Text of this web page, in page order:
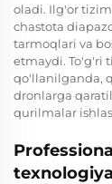
oladi. Ilg'or
chastota
tarmoqlari va
etmaydi. To'g'ri
qo'llanilganda,
dronlarga
qurilmalar